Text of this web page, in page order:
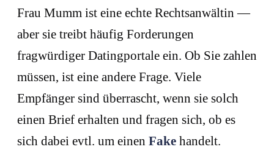
Frau Mumm ist eine echte Rechtsanwältin —
aber sie treibt häufig Forderungen
fragwürdiger Datingportale ein. Ob Sie zahlen
müssen, ist eine andere Frage. Viele
Empfänger sind überrascht, wenn sie solch
einen Brief erhalten und fragen sich, ob es
sich dabei evtl. um einen Fake handelt.